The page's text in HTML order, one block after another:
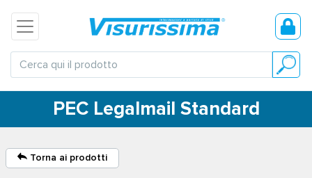
PEC Legalmail Standard
Torna ai prodotti